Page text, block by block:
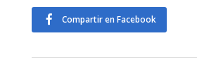
Compartir en Facebook